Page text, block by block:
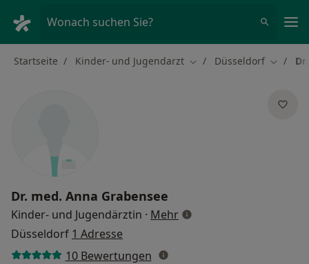
Wonach suchen Sie?
Startseite Kinder- und Jugendarzt Stadt ändern
Düsseldorf Stadt
Dr. med. Anna Grabensee
Kinder- und Jugendärztin · Mehrüber Spezialisierungen
Düsseldorf 1 Adresse
10 Bewertungen